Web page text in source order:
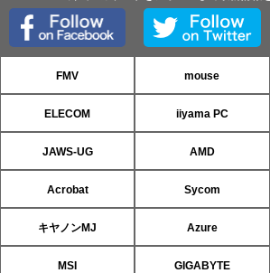
FMV mouse
ELECOM iiyama PC
JAWS-UG AMD
Acrobat Sycom
キヤノンMJ Azure
MSI GIGABYTE